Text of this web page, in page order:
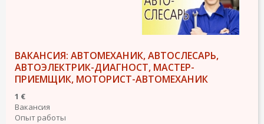
ВАКАНСИЯ: АВТОМЕХАНИК, АВТОСЛЕСАРЬ,
АВТОЭЛЕКТРИК-ДИАГНОСТ, МАСТЕР-
ПРИЕМЩИК, МОТОРИСТ-АВТОМЕХАНИК
1 €
Вакансия
Опыт работы